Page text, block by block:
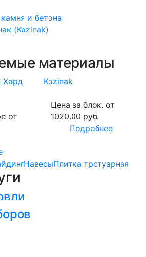
НавесыПлитка тротуарная
и бетона
(Kozinak)
материалы
Хард
от
Kozinak
Цена за блок. от
1020.00 руб.
Подробнее